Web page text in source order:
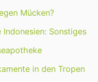
Mücken?
Indonesien: Sonstiges
in den Tropen